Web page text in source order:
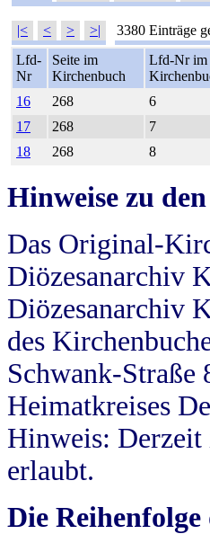
|< < > >| 3380 Einträge
Lfd-
Nr
Seite im
Kirchenbuch
Lfd-Nr im
16
268 6
17
268 7
18
268 8
Hinweise zu
Das Original-
Diözesanarchiv
Diözesanarchiv
des
Schwank-Straße
Heimatkreises
Hinweis: Derzeit
erlaubt.
Die